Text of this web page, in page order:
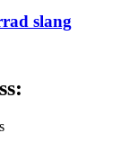
slang